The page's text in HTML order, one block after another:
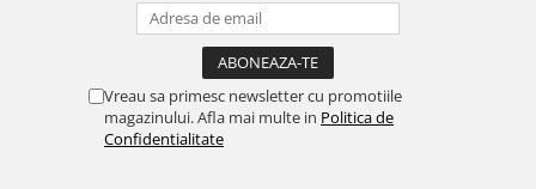
Vreau sa primesc newsletter cu promotiile
magazinului. Afla mai multe in Politica de
Confidentialitate